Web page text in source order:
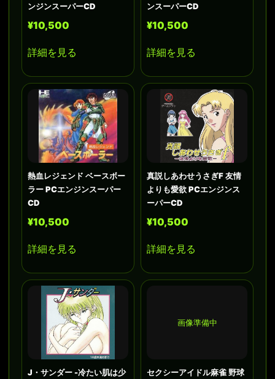
ンジンスーパーCD
¥10,500
詳細を見る
ンスーパーCD
¥10,500
詳細を見る
熱血レジェンド ベースボー
ラー PCエンジンスーパー
CD
¥10,500
詳細を見る
真説しあわせうさぎF 友情
よりも愛欲 PCエンジンス
ーパーCD
¥10,500
詳細を見る
J・サンダー -冷たい肌は少
画像準備中
セクシーアイドル麻雀 野球